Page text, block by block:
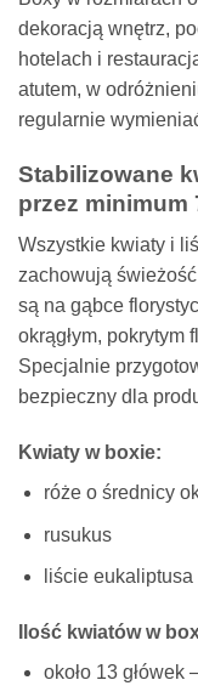
dekoracją wnętrz,
hotelach i
atutem, w
regularnie
Stabilizowane
przez minimum
Wszystkie kwiaty i
zachowują
są na gąbce
okrągłym, pokrytym
Specjalnie
bezpieczny dla
Kwiaty w boxie:
róże o średnicy
rusukus
liście eukaliptusa
Ilość kwiatów w
około 13 główek